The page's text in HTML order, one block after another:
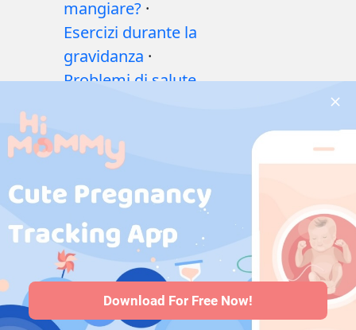
mangiare? ·
Esercizi durante la
gravidanza ·
Problemi di salute
Medicinali
durante la
gravidanza·
Problemi di salute
del bambino·
Articoli
·Politica
editorialeDownload For Free Now!